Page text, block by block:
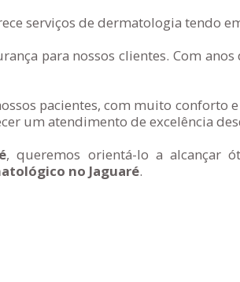
serviços de dermatologia tendo
para nossos clientes. Com
pacientes, com muito conforto
um atendimento de excelência
, queremos orientá-lo a alcançar
no Jaguaré.